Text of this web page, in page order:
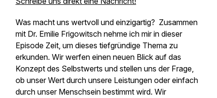
Was macht uns wertvoll und einzigartig? Zusammen
mit Dr. Emilie Frigowitsch nehme ich mir in dieser
Episode Zeit, um dieses tiefgründige Thema zu
erkunden. Wir werfen einen neuen Blick auf das
Konzept des Selbstwerts und stellen uns der Frage,
ob unser Wert durch unsere Leistungen oder einfach
durch unser Menschsein bestimmt wird. Wir